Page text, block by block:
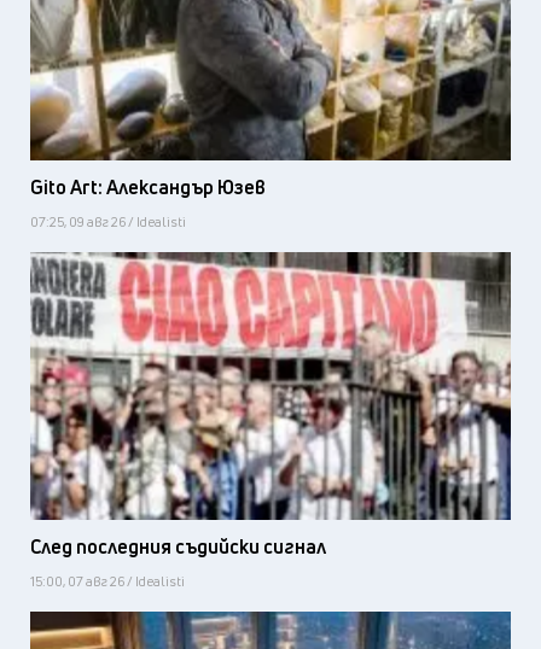
Gito Art: Александър Юзев
07:25, 09 авг 26 / Idealisti
След последния съдийски сигнал
15:00, 07 авг 26 / Idealisti